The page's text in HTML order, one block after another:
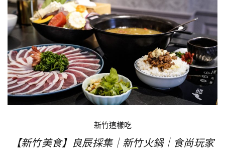
新竹這樣吃
【新竹美食】良辰採集｜新竹火鍋｜食尚玩家